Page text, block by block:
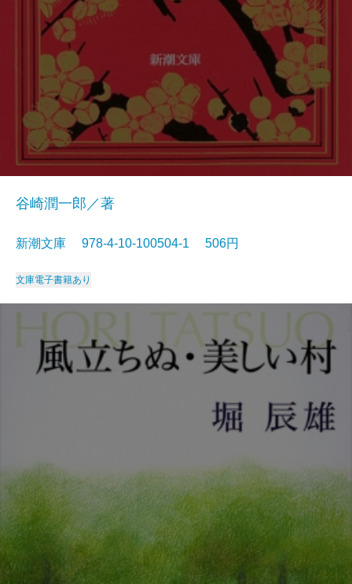
谷崎潤一郎／著
新潮文庫 978-4-10-100504-1 506円
文庫電子書籍あり